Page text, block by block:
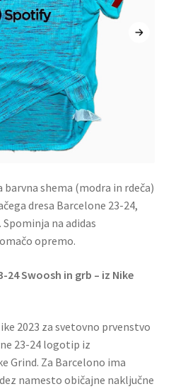
shema (modra in rdeča)
dresa Barcelone 23-24,
na adidas
opremo.
Swoosh in grb – iz Nike
2023 za svetovno prvenstvo
23-24 logotip iz
Grind. Za Barcelono ima
namesto običajne naključne